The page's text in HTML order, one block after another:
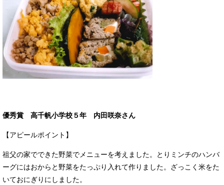
優秀賞 高千帆小学校５年 内田咲奈さん
【アピールポイント】
祖父の家でできた野菜でメニューを考えました。とりミンチのハンバ
ーグにはおからと野菜をたっぷり入れて作りました。ざっこく米をた
いておにぎりにしました。